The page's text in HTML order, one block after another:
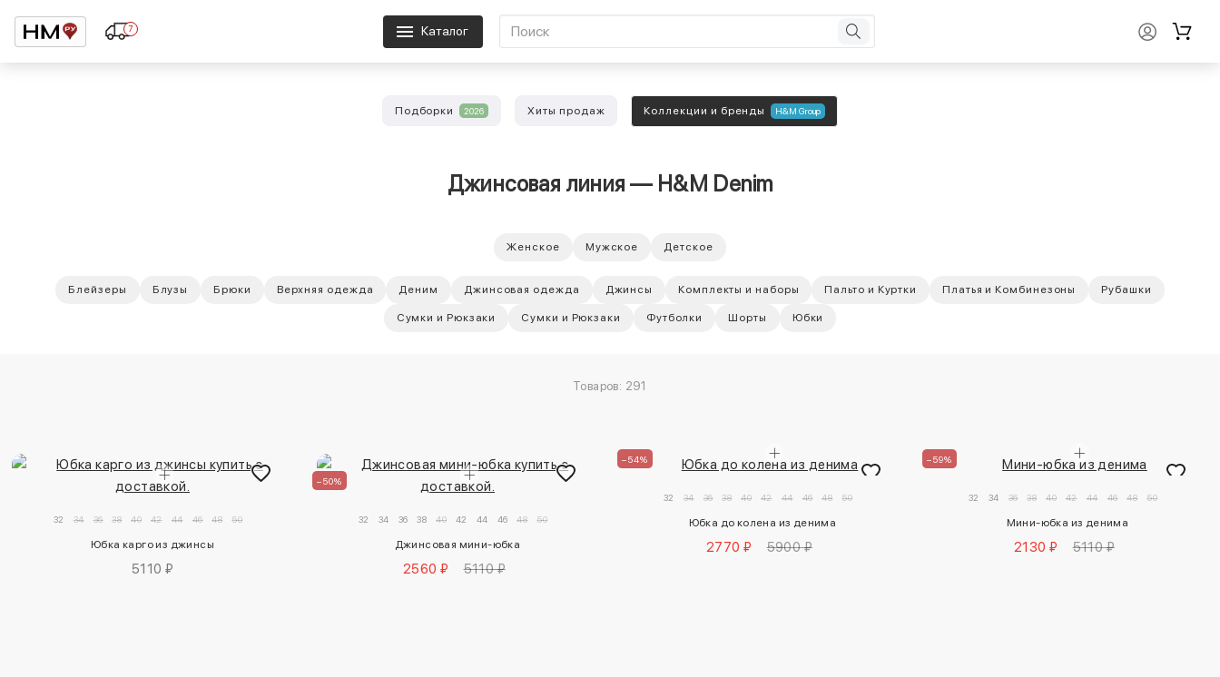
7 Каталог
Подборки 2026 Хиты продаж Коллекции и бренды H&M Group
Джинсовая линия — H&M Denim
Женское Мужское Детское
Блейзеры Блузы Брюки Верхняя одежда Деним Джинсовая одежда Джинсы Комплекты и наборы Пальто и Куртки Платья и Комбинезоны Рубашки
Сумки и Рюкзаки Сумки и Рюкзаки Футболки Шорты Юбки
Товаров: 291
32 34 36 38 40 42 44 46 48 50
Юбка карго из джинсы
5110 ₽
–50%
32 34 36 38 40 42 44 46 48 50
Джинсовая мини-юбка
2560 ₽ 5110 ₽
–54%
32 34 36 38 40 42 44 46 48 50
Юбка до колена из денима
2770 ₽ 5900 ₽
–59%
32 34 36 38 40 42 44 46 48 50
Мини-юбка из денима
2130 ₽ 5110 ₽